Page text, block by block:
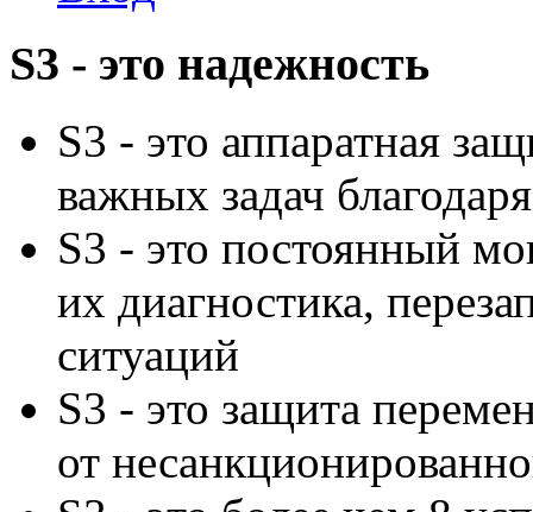
S3 - это надежность
S3 - это аппаратная
важных задач
S3 - это постоянный
их диагностика,
ситуаций
S3 - это защита
от